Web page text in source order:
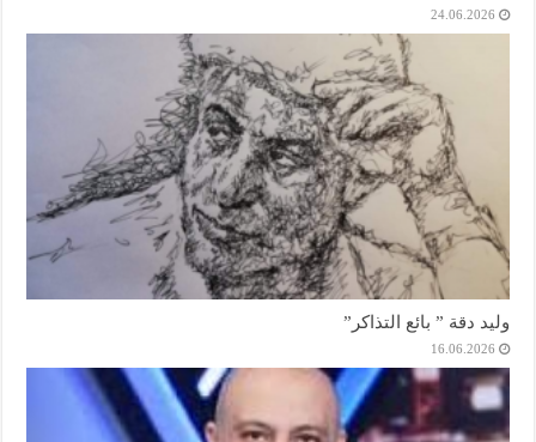
24.06.2026
وليد دقة ” بائع التذاكر”
16.06.2026